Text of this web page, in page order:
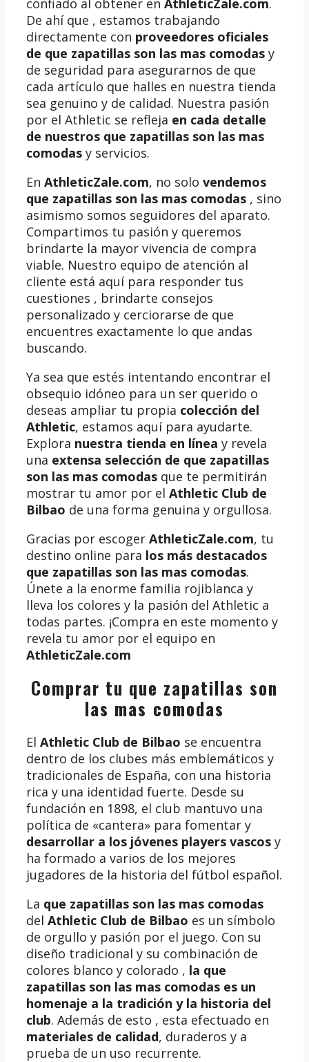
confiado al obtener en AthleticZale.com.
De ahí que , estamos trabajando
directamente con proveedores oficiales
de que zapatillas son las mas comodas y
de seguridad para asegurarnos de que
cada artículo que halles en nuestra tienda
sea genuino y de calidad. Nuestra pasión
por el Athletic se refleja en cada detalle
de nuestros que zapatillas son las mas
comodas y servicios.
En AthleticZale.com, no solo vendemos
que zapatillas son las mas comodas , sino
asimismo somos seguidores del aparato.
Compartimos tu pasión y queremos
brindarte la mayor vivencia de compra
viable. Nuestro equipo de atención al
cliente está aquí para responder tus
cuestiones , brindarte consejos
personalizado y cerciorarse de que
encuentres exactamente lo que andas
buscando.
Ya sea que estés intentando encontrar el
obsequio idóneo para un ser querido o
deseas ampliar tu propia colección del
Athletic, estamos aquí para ayudarte.
Explora nuestra tienda en línea y revela
una extensa selección de que zapatillas
son las mas comodas que te permitirán
mostrar tu amor por el Athletic Club de
Bilbao de una forma genuina y orgullosa.
Gracias por escoger AthleticZale.com, tu
destino online para los más destacados
que zapatillas son las mas comodas.
Únete a la enorme familia rojiblanca y
lleva los colores y la pasión del Athletic a
todas partes. ¡Compra en este momento y
revela tu amor por el equipo en
AthleticZale.com
Comprar tu que zapatillas son
las mas comodas
El Athletic Club de Bilbao se encuentra
dentro de los clubes más emblemáticos y
tradicionales de España, con una historia
rica y una identidad fuerte. Desde su
fundación en 1898, el club mantuvo una
política de «cantera» para fomentar y
desarrollar a los jóvenes players vascos y
ha formado a varios de los mejores
jugadores de la historia del fútbol español.
La que zapatillas son las mas comodas
del Athletic Club de Bilbao es un símbolo
de orgullo y pasión por el juego. Con su
diseño tradicional y su combinación de
colores blanco y colorado , la que
zapatillas son las mas comodas es un
homenaje a la tradición y la historia del
club. Además de esto , esta efectuado en
materiales de calidad, duraderos y a
prueba de un uso recurrente.